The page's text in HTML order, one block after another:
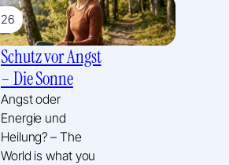
Schutz vor Angst
– Die Sonne
Angst oder
Energie und
Heilung? – The
World is what you